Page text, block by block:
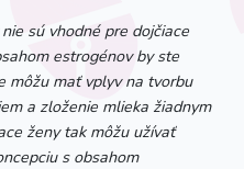
sú vhodné pre dojčiace
estrogénov by ste
môžu mať vplyv na tvorbu
a zloženie mlieka žiadnym
ženy tak môžu užívať
s obsahom